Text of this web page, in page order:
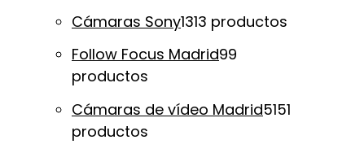
Cámaras Sony1313 productos
Follow Focus Madrid99
productos
Cámaras de vídeo Madrid5151
productos